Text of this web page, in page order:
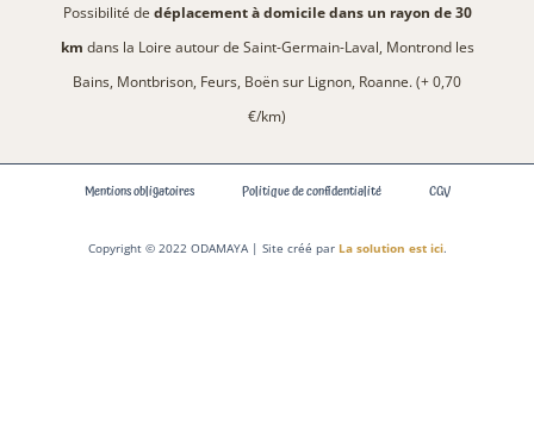
Possibilité de déplacement à domicile dans un rayon de 30
km dans la Loire autour de Saint-Germain-Laval, Montrond les
Bains, Montbrison, Feurs, Boën sur Lignon, Roanne. (+ 0,70
€/km)
Copyright © 2022 ODAMAYA | Site créé par La solution est ici.
Mentions obligatoires Politique de confidentialité CGV